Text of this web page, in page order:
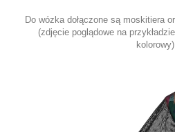
Do wózka dołączone są moskitiera
(zdjęcie poglądowe na
kolorowy)